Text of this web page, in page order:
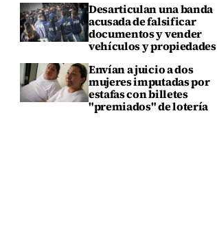
Desarticulan una banda
acusada de falsificar
documentos y vender
vehículos y propiedades
Envían a juicio a dos
mujeres imputadas por
estafas con billetes
"premiados" de lotería